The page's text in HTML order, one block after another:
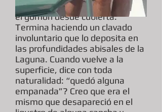
Otro tripulante intenta abordar
el gomón desde cubierta.
Termina haciendo un clavado
involuntario que lo deposita en
las profundidades abisales de la
Laguna. Cuando vuelve a la
superficie, dice con toda
naturalidad: “quedó alguna
empanada”? Creo que era el
mismo que desapareció en el